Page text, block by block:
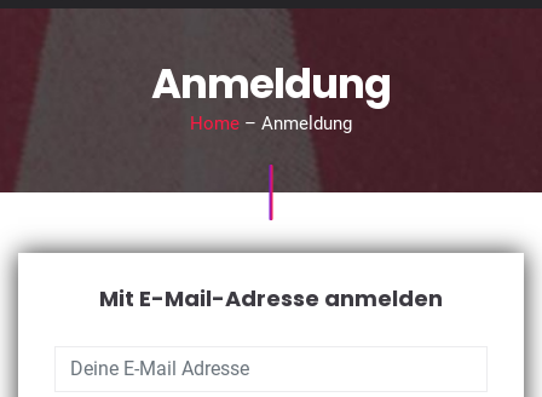
Anmeldung
Home– Anmeldung
Mit E-Mail-Adresse anmelden